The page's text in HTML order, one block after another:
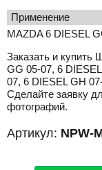
применение
MAZDA 6 DIESEL
Заказать и
GG 05-07, 6
07, 6 DIESEL GH
Сделайте заявку
фотографий.
Артикул: NPW-